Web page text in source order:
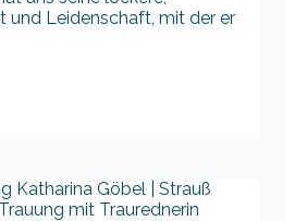
und Leidenschaft, mit der er